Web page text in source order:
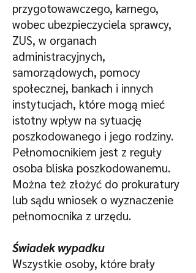
przygotowawczego, karnego,
wobec ubezpieczyciela sprawcy,
ZUS, w organach
administracyjnych,
samorządowych, pomocy
społecznej, bankach i innych
instytucjach, które mogą mieć
istotny wpływ na sytuację
poszkodowanego i jego rodziny.
Pełnomocnikiem jest z reguły
osoba bliska poszkodowanemu.
Można też złożyć do prokuratury
lub sądu wniosek o wyznaczenie
pełnomocnika z urzędu.
Świadek wypadku
Wszystkie osoby, które brały